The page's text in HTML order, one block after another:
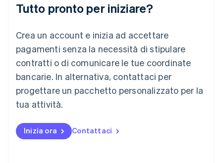
Tutto pronto per iniziare?
Crea un account e inizia ad accettare
pagamenti senza la necessità di stipulare
contratti o di comunicare le tue coordinate
bancarie. In alternativa, contattaci per
progettare un pacchetto personalizzato per la
tua attività.
Inizia ora Contattaci
Lituania
Lussemburgo
Deutsch English
Malaysia
English 简体中文
Malta
Messico
EspañolEnglish
English
Nuova Zelanda